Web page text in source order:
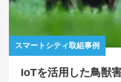
スマートシティ取組事例
IoTを活用した鳥獣